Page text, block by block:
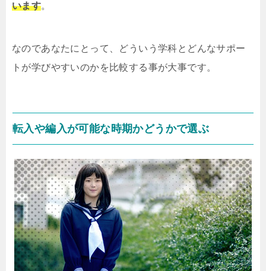
います。
なのであなたにとって、どういう学科とどんなサポー
トが学びやすいのかを比較する事が大事です。
転入や編入が可能な時期かどうかで選ぶ